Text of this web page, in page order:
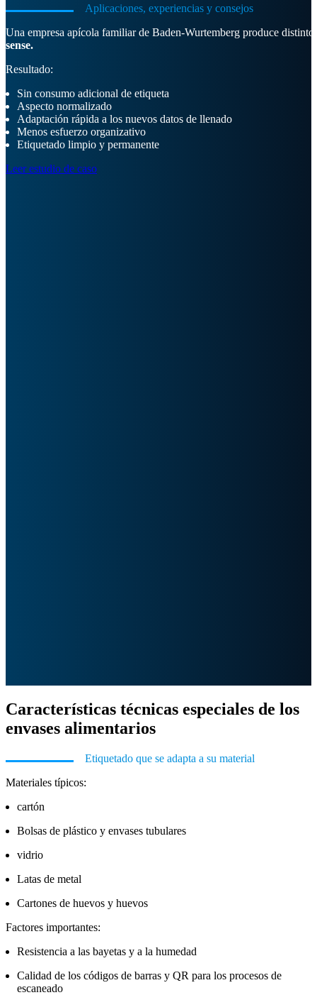
Aplicaciones, experiencias y consejos
Una empresa apícola familiar de Baden-Wurtemberg produce
sense.
Resultado:
Sin consumo adicional de etiqueta
Aspecto normalizado
Adaptación rápida a los nuevos datos de llenado
Menos esfuerzo organizativo
Etiquetado limpio y permanente
Leer estudio de caso
Características técnicas especiales de los
envases alimentarios
Etiquetado que se adapta a su material
Materiales típicos:
cartón
Bolsas de plástico y envases tubulares
vidrio
Latas de metal
Cartones de huevos y huevos
Factores importantes:
Resistencia a las bayetas y a la humedad
Calidad de los códigos de barras y QR para los procesos de
escaneado